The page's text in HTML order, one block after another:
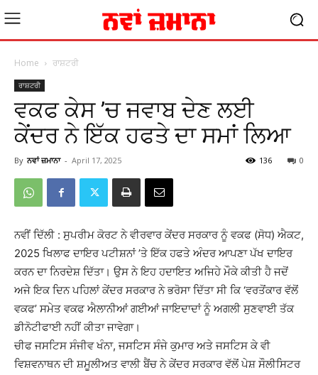
Home ਰਾਸ਼ਟਰੀ
ਰਾਸ਼ਟਰੀ
ਵਕਫ ਕੇਸ ’ਚ ਜਵਾਬ ਦੇਣ ਲਈ
ਕੇਂਦਰ ਨੇ ਇੱਕ ਹਫਤੇ ਦਾ ਸਮਾਂ ਲਿਆ
By ਨਵਾਂ ਜ਼ਮਾਨਾ - April 17, 2025 0
136
ਨਵੀਂ ਦਿੱਲੀ : ਸੁਪਰੀਮ ਕੋਰਟ ਨੇ ਵੀਰਵਾਰ ਕੇਂਦਰ ਸਰਕਾਰ ਨੂੰ ਵਕਫ (ਸੋਧ) ਐਕਟ,
2025 ਖਿਲਾਫ ਦਾਇਰ ਪਟੀਸ਼ਨਾਂ ’ਤੇ ਇੱਕ ਹਫਤੇ ਅੰਦਰ ਆਪਣਾ ਪੱਖ ਦਾਇਰ
ਕਰਨ ਦਾ ਨਿਰਦੇਸ਼ ਦਿੱਤਾ। ਉਸ ਨੇ ਇਹ ਹਦਾਇਤ ਅਜਿਹੇ ਮੌਕੇ ਕੀਤੀ ਹੈ ਜਦੋਂ
ਅਜੇ ਇਕ ਦਿਨ ਪਹਿਲਾਂ ਕੇਂਦਰ ਸਰਕਾਰ ਨੇ ਭਰੋਸਾ ਦਿੱਤਾ ਸੀ ਕਿ ‘ਵਰਤੋਂਕਾਰ ਵੱਲੋਂ
ਵਕਫ’ ਸਮੇਤ ਵਕਫ ਐਲਾਨੀਆਂ ਗਈਆਂ ਜਾਇਦਾਦਾਂ ਨੂੰ ਅਗਲੀ ਸੁਣਵਾਈ ਤੱਕ
ਡੀਨੋਟੀਫਾਈ ਨਹੀਂ ਕੀਤਾ ਜਾਵੇਗਾ।
ਚੀਫ ਜਸਟਿਸ ਸੰਜੀਵ ਖੰਨਾ, ਜਸਟਿਸ ਸੰਜੇ ਕੁਮਾਰ ਅਤੇ ਜਸਟਿਸ ਕੇ ਵੀ
ਵਿਸ਼ਵਨਾਥਨ ਦੀ ਸ਼ਮੂਲੀਅਤ ਵਾਲੀ ਬੈਂਚ ਨੇ ਕੇਂਦਰ ਸਰਕਾਰ ਵੱਲੋਂ ਪੇਸ਼ ਸੌਲੀਸਿਟਰ